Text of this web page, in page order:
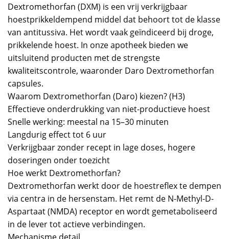
Dextromethorfan (DXM) is een vrij verkrijgbaar
hoestprikkeldempend middel dat behoort tot de klasse
van antitussiva. Het wordt vaak geïndiceerd bij droge,
prikkelende hoest. In onze apotheek bieden we
uitsluitend producten met de strengste
kwaliteitscontrole, waaronder Daro Dextromethorfan
capsules.
Waarom Dextromethorfan (Daro) kiezen? (H3)
Effectieve onderdrukking van niet-productieve hoest
Snelle werking: meestal na 15–30 minuten
Langdurig effect tot 6 uur
Verkrijgbaar zonder recept in lage doses, hogere
doseringen onder toezicht
Hoe werkt Dextromethorfan?
Dextromethorfan werkt door de hoestreflex te dempen
via centra in de hersenstam. Het remt de N-Methyl-D-
Aspartaat (NMDA) receptor en wordt gemetaboliseerd
in de lever tot actieve verbindingen.